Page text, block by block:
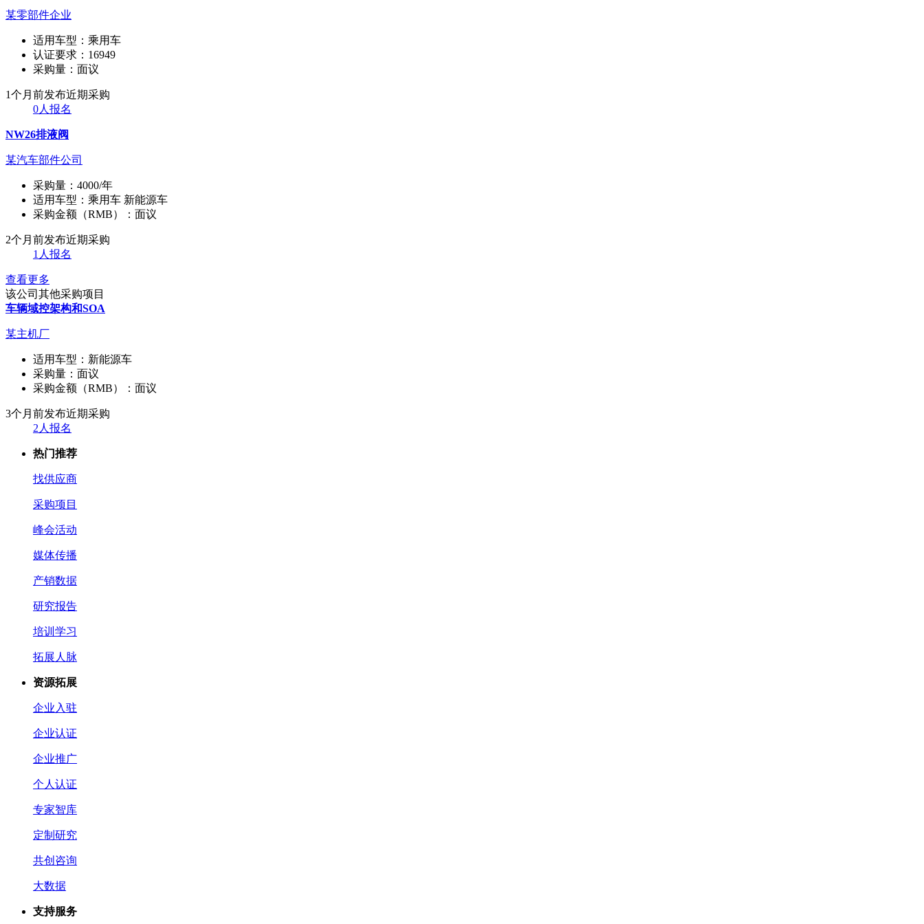
某零部件企业
适用车型： 乘用车
认证要求： 16949
采购量： 面议
1个月前发布近期采购
0人报名
NW26排液阀
某汽车部件公司
采购量： 4000/年
适用车型： 乘用车 新能源车
采购金额（RMB）： 面议
2个月前发布近期采购
1人报名
查看更多
该公司其他采购项目
车辆域控架构和SOA
某主机厂
适用车型： 新能源车
采购量： 面议
采购金额（RMB）： 面议
3个月前发布近期采购
2人报名
热门推荐
找供应商
采购项目
峰会活动
媒体传播
产销数据
研究报告
培训学习
拓展人脉
资源拓展
企业入驻
企业认证
企业推广
个人认证
专家智库
定制研究
共创咨询
大数据
支持服务